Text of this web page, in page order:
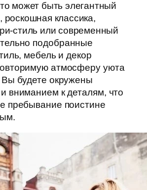
может быть элегантный
классика,
стиль или современный
подобранные
мебель и декор
атмосферу уюта
будете окружены
вниманием к деталям, что
пребывание поистине